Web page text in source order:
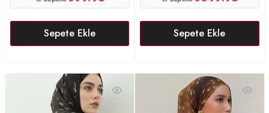
Sepete Ekle Sepete Ekle